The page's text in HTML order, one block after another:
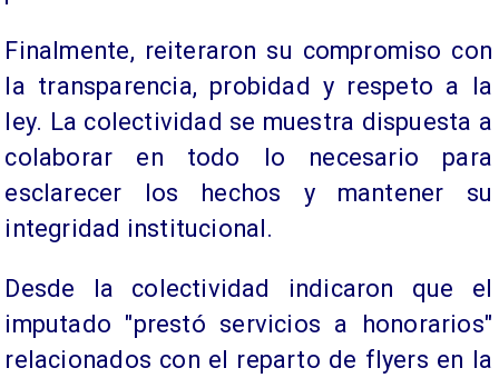
Finalmente, reiteraron su compromiso con
la transparencia, probidad y respeto a la
ley. La colectividad se muestra dispuesta a
colaborar en todo lo necesario para
esclarecer los hechos y mantener su
integridad institucional.
Desde la colectividad indicaron que el
imputado "prestó servicios a honorarios"
relacionados con el reparto de flyers en la